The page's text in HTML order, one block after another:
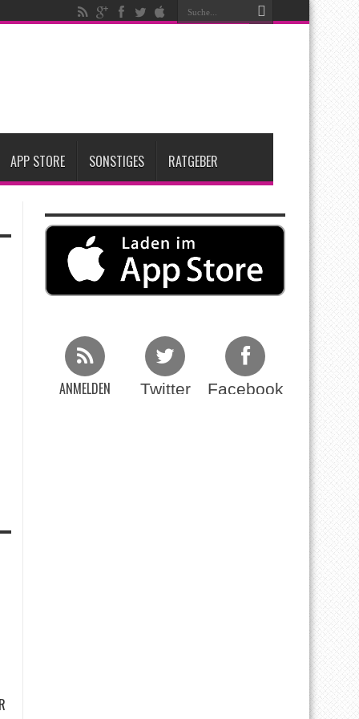
2027 erwartet
APP STORE SONSTIGES RATGEBER
ANMELDEN Twitter Facebook